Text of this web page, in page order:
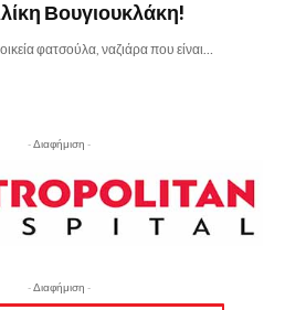
Βουγιουκλάκη!
φατσούλα, ναζιάρα που είναι…
- Διαφήμιση -
- Διαφήμιση -